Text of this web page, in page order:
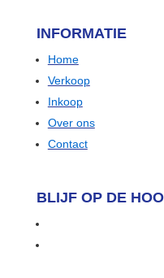
INFORMATIE
Home
Verkoop
Inkoop
Over ons
Contact
BLIJF OP DE